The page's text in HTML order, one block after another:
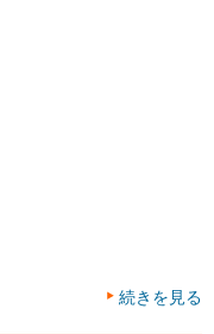
続きを見る